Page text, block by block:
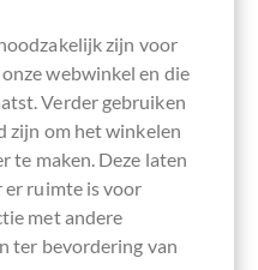
Lanka 🇱🇰
Taiwan 🇹🇼
zijn voor
webwinkel en die
Verder gebruiken
zijn om het winkelen
te maken. Deze laten
er ruimte is voor
met andere
ter bevordering van